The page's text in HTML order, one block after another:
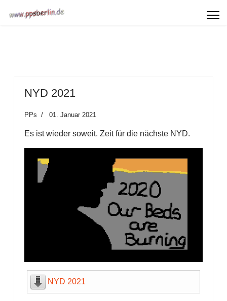
NYD 2021
PPs 01. Januar 2021
Es ist wieder soweit. Zeit für die nächste NYD.
NYD 2021